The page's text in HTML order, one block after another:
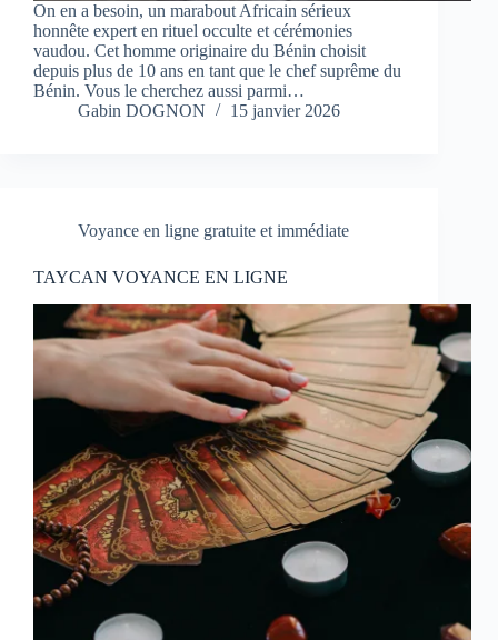
On en a besoin, un marabout Africain sérieux
honnête expert en rituel occulte et cérémonies
vaudou. Cet homme originaire du Bénin choisit
depuis plus de 10 ans en tant que le chef suprême du
Bénin. Vous le cherchez aussi parmi…
Gabin DOGNON
15 janvier 2026
Voyance en ligne gratuite et immédiate
TAYCAN VOYANCE EN LIGNE